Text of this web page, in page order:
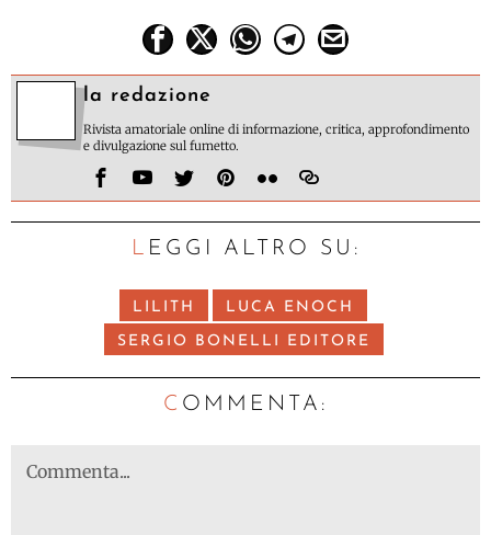
la redazione
Rivista amatoriale online di informazione, critica, approfondimento
e divulgazione sul fumetto.
LEGGI ALTRO SU:
LILITH LUCA ENOCH
SERGIO BONELLI EDITORE
C OMMENTA: